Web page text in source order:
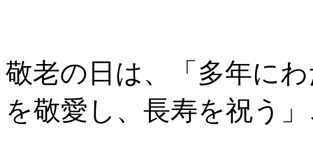
敬老の日は、「多年に
を敬愛し、長寿を祝う